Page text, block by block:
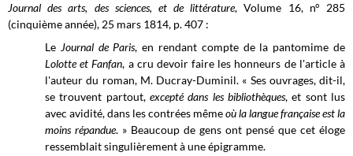
Journal des arts, des sciences, et de littérature, Volume 16, n° 285
(cinquième année), 25 mars 1814, p. 407 :
Le Journal de Paris, en rendant compte de la pantomime de
Lolotte et Fanfan, a cru devoir faire les honneurs de l'article à
l'auteur du roman, M. Ducray-Duminil. « Ses ouvrages, dit-il,
se trouvent partout, excepté dans les bibliothèques, et sont lus
avec avidité, dans les contrées mêmeoù la langue française est la
moins répandue. » Beaucoup de gens ont pensé que cet éloge
ressemblait singulièrement à une épigramme.